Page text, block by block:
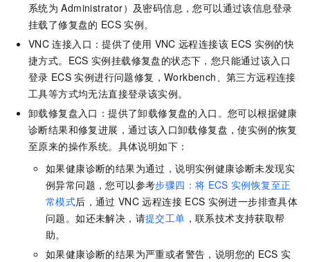
系统为 Administrator）及密码信息，您可以通过该信息登录
挂载了修复盘的 ECS 实例。
VNC 连接入口：提供了使用 VNC 远程连接该 ECS 实例的快
捷方式。ECS 实例挂载修复盘的状态下，您只能通过该入口
登录 ECS 实例进行问题修复，Workbench、第三方远程连接
工具等方式均无法直接登录该实例。
卸载修复盘入口：提供了卸载修复盘的入口。您可以根据健康
诊断结果和修复进展，通过该入口卸载修复盘，使实例的恢复
至原来的操作系统。具体说明如下：
如果健康诊断的结果为通过，说明实例健康诊断未发现实
例异常问题，您可以参考步骤四：将 ECS 实例恢复至正
常模式后，通过 VNC 远程连接 ECS 实例进一步排查具体
问题。如还未解决，请提交工单 ，联系技术支持获取帮
助。
如果健康诊断的结果为严重或者警告，说明您的 ECS 实